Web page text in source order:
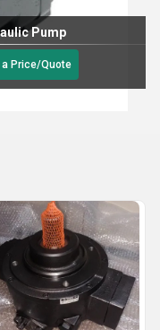
Pump
a Price/Quote